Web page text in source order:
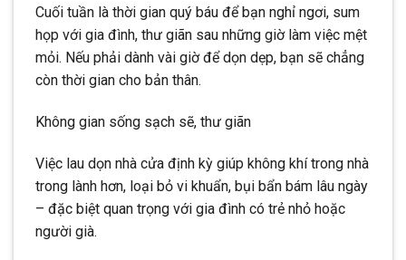
Cuối tuần là thời gian quý báu để bạn nghỉ ngơi, sum
họp với gia đình, thư giãn sau những giờ làm việc mệt
mỏi. Nếu phải dành vài giờ để dọn dẹp, bạn sẽ chẳng
còn thời gian cho bản thân.
Không gian sống sạch sẽ, thư giãn
Việc lau dọn nhà cửa định kỳ giúp không khí trong nhà
trong lành hơn, loại bỏ vi khuẩn, bụi bẩn bám lâu ngày
– đặc biệt quan trọng với gia đình có trẻ nhỏ hoặc
người già.